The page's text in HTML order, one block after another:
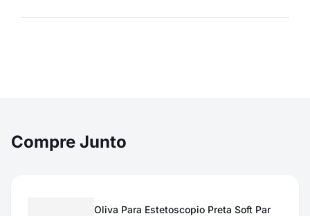
Compre Junto
Oliva Para Estetoscopio Preta Soft Par